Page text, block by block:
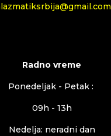
Radno vreme
Ponedeljak - Petak :
09h - 13h
Nedelja: neradni dan